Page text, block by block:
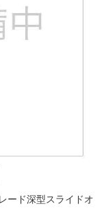
ード深型スライドオ